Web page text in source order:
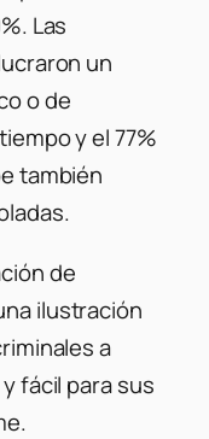
Las
un
o de
y el 77%
también
de
ilustración
a
fácil para sus